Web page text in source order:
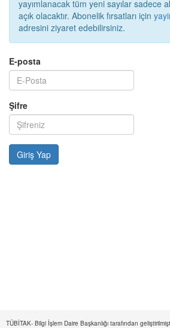
yayımlanacak tüm yeni sayılar sadece
açık olacaktır. Abonelik fırsatları için
adresini ziyaret edebilirsiniz.
E-posta
Şifre
TÜBİTAK- Bilgi İşlem Daire Başkanlığı tarafından